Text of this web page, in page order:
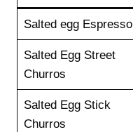
Salted egg Espresso
Salted Egg Street
Churros
Salted Egg Stick
Churros